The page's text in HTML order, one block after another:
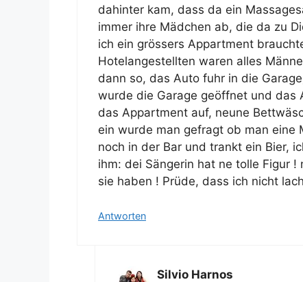
dahinter kam, dass da ein
immer ihre Mädchen ab, die da zu
ich ein grössers Appartment
Hotelangestellten waren alles
dann so, das Auto fuhr in die
wurde die Garage geöffnet und das
das Appartment auf, neune
ein wurde man gefragt ob man eine
noch in der Bar und trankt ein Bier,
ihm: dei Sängerin hat ne tolle Figur
sie haben ! Prüde, dass ich nicht
Antworten
Silvio Harnos